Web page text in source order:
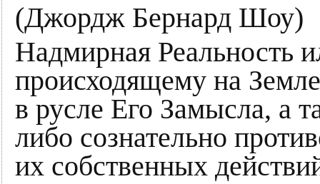
(Джордж Бернард Шоу)
Надмирная Реальность
происходящему на
в русле Его Замысла, а
либо сознательно
их собственных